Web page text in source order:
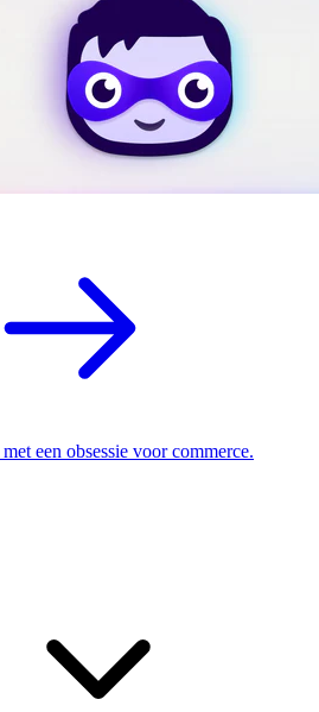
een obsessie voor commerce.